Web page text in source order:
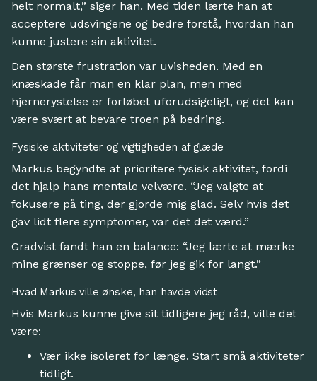
helt normalt,” siger han. Med tiden lærte han at
acceptere udsvingene og bedre forstå, hvordan han
kunne justere sin aktivitet.
Den største frustration var uvisheden. Med en
knæskade får man en klar plan, men med
hjernerystelse er forløbet uforudsigeligt, og det kan
være svært at bevare troen på bedring.
Fysiske aktiviteter og vigtigheden af glæde
Markus begyndte at prioritere fysisk aktivitet, fordi
det hjalp hans mentale velvære. “Jeg valgte at
fokusere på ting, der gjorde mig glad. Selv hvis det
gav lidt flere symptomer, var det det værd.”
Gradvist fandt han en balance: “Jeg lærte at mærke
mine grænser og stoppe, før jeg gik for langt.”
Hvad Markus ville ønske, han havde vidst
Hvis Markus kunne give sit tidligere jeg råd, ville det
være:
Vær ikke isoleret for længe. Start små aktiviteter
tidligt.